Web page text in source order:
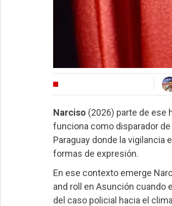
Narciso (2026) parte de ese
funciona como disparador
Paraguay donde la
formas de expresión.
En ese contexto emerge
and roll en Asunción cuando
del caso policial hacia el